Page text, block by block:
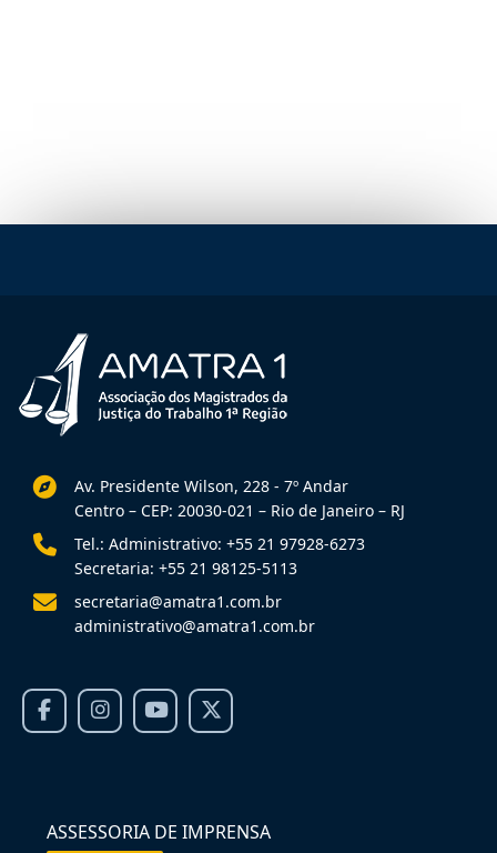
Av. Presidente Wilson, 228 - 7º Andar
Centro – CEP: 20030-021 – Rio de Janeiro – RJ
Tel.: Administrativo: +55 21 97928-6273
Secretaria: +55 21 98125-5113
secretaria@amatra1.com.br
administrativo@amatra1.com.br
ASSESSORIA DE IMPRENSA